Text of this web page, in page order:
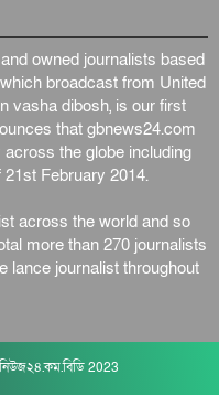
owned journalists based
broadcast from United
vasha dibosh, is our first
that gbnews24.com
the globe including
21st February 2014.
across the world and so
more than 270 journalists
lance journalist throughout
2023